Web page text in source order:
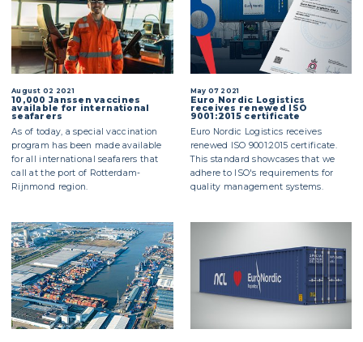
August 02 2021
10,000 Janssen vaccines
available for international
seafarers
As of today, a special vaccination
program has been made available
for all international seafarers that
call at the port of Rotterdam-
Rijnmond region.
May 07 2021
Euro Nordic Logistics
receives renewed ISO
9001:2015 certificate
Euro Nordic Logistics receives
renewed ISO 9001:2015 certificate.
This standard showcases that we
adhere to ISO's requirements for
quality management systems.